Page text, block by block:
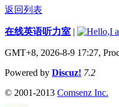
返回列表
在线英语听力室 |
GMT+8, 2026-8-9 17:27,
Powered by Discuz! 7.2
© 2001-2013 Comsenz Inc.